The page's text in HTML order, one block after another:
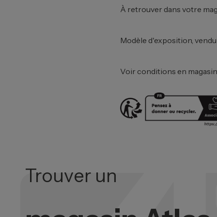
À retrouver dans votre
Modèle d'exposition,
Voir conditions en
Trouver un